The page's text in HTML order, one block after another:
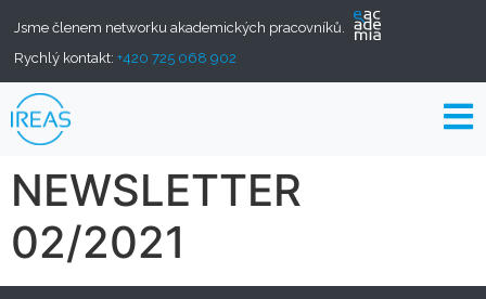
Jsme členem networku akademických pracovníků.
Rychlý kontakt: +420 725 068 902
NEWSLETTER
02/2021